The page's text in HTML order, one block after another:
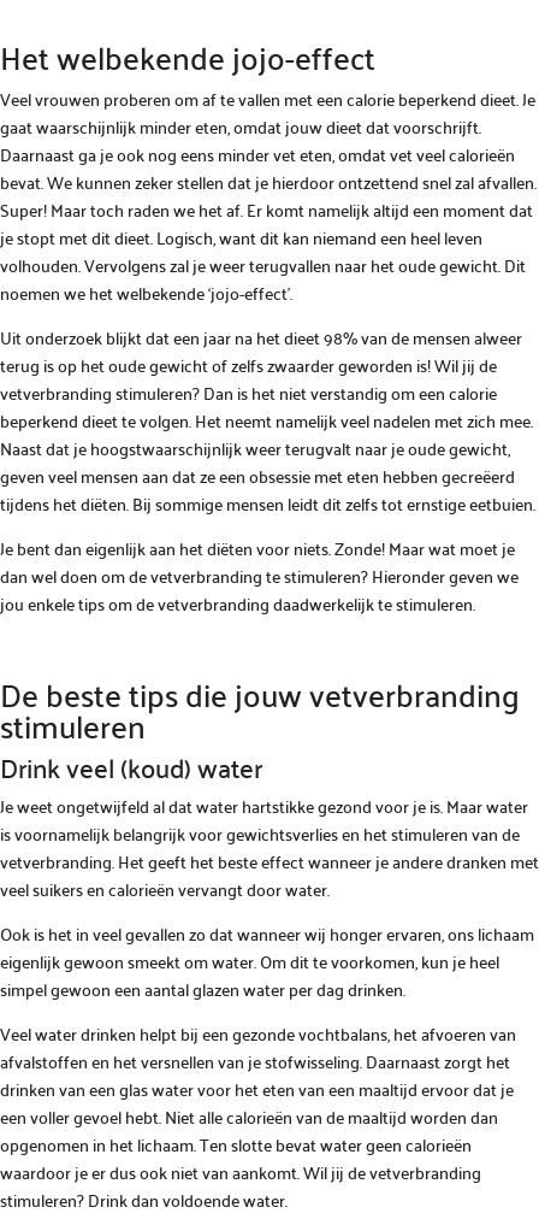
Het welbekende jojo-effect
Veel vrouwen proberen om af te vallen met een calorie beperkend dieet. Je
gaat waarschijnlijk minder eten, omdat jouw dieet dat voorschrijft.
Daarnaast ga je ook nog eens minder vet eten, omdat vet veel calorieën
bevat. We kunnen zeker stellen dat je hierdoor ontzettend snel zal afvallen.
Super! Maar toch raden we het af. Er komt namelijk altijd een moment dat
je stopt met dit dieet. Logisch, want dit kan niemand een heel leven
volhouden. Vervolgens zal je weer terugvallen naar het oude gewicht. Dit
noemen we het welbekende ‘jojo-effect’.
Uit onderzoek blijkt dat een jaar na het dieet 98% van de mensen alweer
terug is op het oude gewicht of zelfs zwaarder geworden is! Wil jij de
vetverbranding stimuleren? Dan is het niet verstandig om een calorie
beperkend dieet te volgen. Het neemt namelijk veel nadelen met zich mee.
Naast dat je hoogstwaarschijnlijk weer terugvalt naar je oude gewicht,
geven veel mensen aan dat ze een obsessie met eten hebben gecreëerd
tijdens het diëten. Bij sommige mensen leidt dit zelfs tot ernstige eetbuien.
Je bent dan eigenlijk aan het diëten voor niets. Zonde! Maar wat moet je
dan wel doen om de vetverbranding te stimuleren? Hieronder geven we
jou enkele tips om de vetverbranding daadwerkelijk te stimuleren.
De beste tips die jouw vetverbranding
stimuleren
Drink veel (koud) water
Je weet ongetwijfeld al dat water hartstikke gezond voor je is. Maar water
is voornamelijk belangrijk voor gewichtsverlies en het stimuleren van de
vetverbranding. Het geeft het beste effect wanneer je andere dranken met
veel suikers en calorieën vervangt door water.
Ook is het in veel gevallen zo dat wanneer wij honger ervaren, ons lichaam
eigenlijk gewoon smeekt om water. Om dit te voorkomen, kun je heel
simpel gewoon een aantal glazen water per dag drinken.
Veel water drinken helpt bij een gezonde vochtbalans, het afvoeren van
afvalstoffen en het versnellen van je stofwisseling. Daarnaast zorgt het
drinken van een glas water voor het eten van een maaltijd ervoor dat je
een voller gevoel hebt. Niet alle calorieën van de maaltijd worden dan
opgenomen in het lichaam. Ten slotte bevat water geen calorieën
waardoor je er dus ook niet van aankomt. Wil jij de vetverbranding
stimuleren? Drink dan voldoende water.